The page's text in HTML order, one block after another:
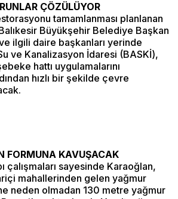
ÇÖZÜLÜYOR
tamamlanması planlanan
Büyükşehir Belediye Başkan
ilgili daire başkanları yerinde
ve Kanalizasyon İdaresi (BASKİ),
hattı uygulamalarını
hızlı bir şekilde çevre
FORMUNA KAVUŞACAK
çalışmaları sayesinde Karaoğlan,
mahallerinden gelen yağmur
neden olmadan 130 metre yağmur